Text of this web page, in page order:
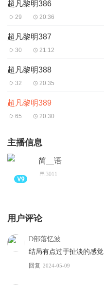
超凡黎明386
29 20:36
超凡黎明387
30 21:12
超凡黎明388
32 20:35
超凡黎明389
65 20:30
主播信息
简__语
3011
用户评论
D部落忆波
结局有点过于扯淡的感觉
回复 2024-05-09